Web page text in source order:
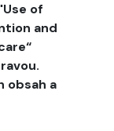
of
and
obsah a